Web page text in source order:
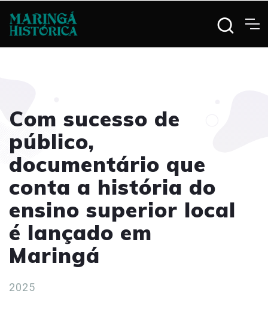
Com sucesso de
público,
documentário que
conta a história do
ensino superior local
é lançado em
Maringá
2025